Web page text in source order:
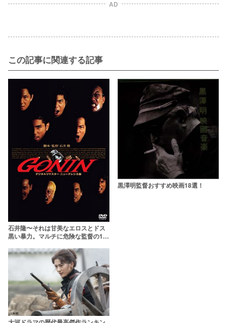
AD
この記事に関連する記事
石井隆〜それは甘美なエロスとドス
黒い暴力。マルチに危険な監督の10
黒澤明監督おすすめ映画18選！